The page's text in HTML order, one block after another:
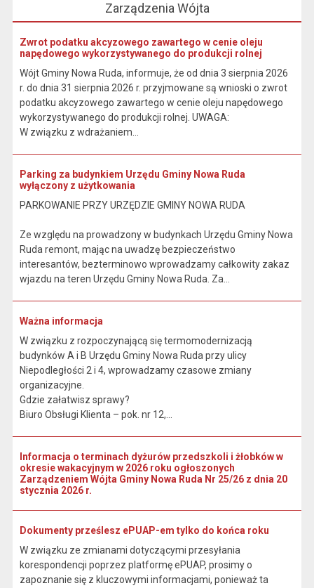
Zarządzenia Wójta
Zwrot podatku akcyzowego zawartego w cenie oleju
napędowego wykorzystywanego do produkcji rolnej
Wójt Gminy Nowa Ruda, informuje, że od dnia 3 sierpnia 2026
r. do dnia 31 sierpnia 2026 r. przyjmowane są wnioski o zwrot
podatku akcyzowego zawartego w cenie oleju napędowego
wykorzystywanego do produkcji rolnej. UWAGA:
W związku z wdrażaniem...
Parking za budynkiem Urzędu Gminy Nowa Ruda
wyłączony z użytkowania
PARKOWANIE PRZY URZĘDZIE GMINY NOWA RUDA
Ze względu na prowadzony w budynkach Urzędu Gminy Nowa
Ruda remont, mając na uwadzę bezpieczeństwo
interesantów, bezterminowo wprowadzamy całkowity zakaz
wjazdu na teren Urzędu Gminy Nowa Ruda. Za...
Ważna informacja
W związku z rozpoczynającą się termomodernizacją
budynków A i B Urzędu Gminy Nowa Ruda przy ulicy
Niepodległości 2 i 4, wprowadzamy czasowe zmiany
organizacyjne.
Gdzie załatwisz sprawy?
Biuro Obsługi Klienta – pok. nr 12,...
Informacja o terminach dyżurów przedszkoli i żłobków w
okresie wakacyjnym w 2026 roku ogłoszonych
Zarządzeniem Wójta Gminy Nowa Ruda Nr 25/26 z dnia 20
stycznia 2026 r.
Dokumenty prześlesz ePUAP-em tylko do końca roku
W związku ze zmianami dotyczącymi przesyłania
korespondencji poprzez platformę ePUAP, prosimy o
zapoznanie się z kluczowymi informacjami, ponieważ ta